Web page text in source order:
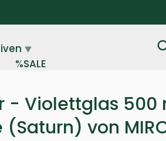
%SALE
- Violettglas 500
von